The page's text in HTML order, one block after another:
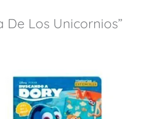
Los Unicornios”